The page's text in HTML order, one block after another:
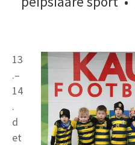
13
.–
14
.
d
et